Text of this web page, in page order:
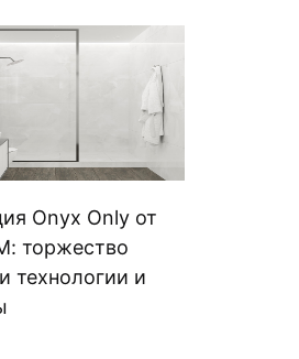
Onyx Only от
торжество
технологии и